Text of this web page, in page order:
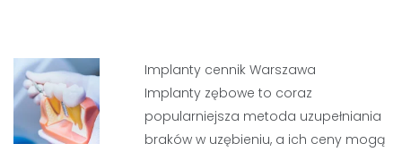
Implanty cennik Warszawa
Implanty zębowe to coraz
popularniejsza metoda uzupełniania
braków w uzębieniu, a ich ceny mogą